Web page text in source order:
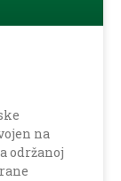
na
održanoj